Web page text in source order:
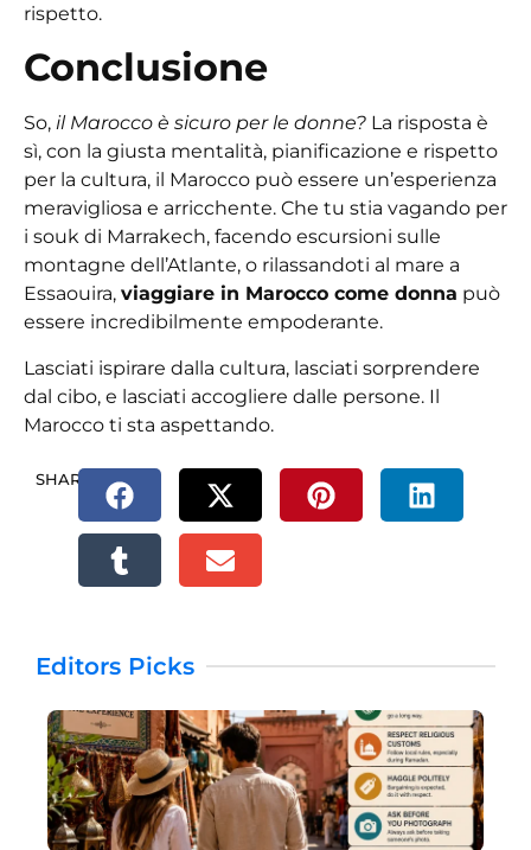
rispetto.
Conclusione
So, il Marocco è sicuro per le donne? La risposta è
sì, con la giusta mentalità, pianificazione e rispetto
per la cultura, il Marocco può essere un’esperienza
meravigliosa e arricchente. Che tu stia vagando per
i souk di Marrakech, facendo escursioni sulle
montagne dell’Atlante, o rilassandoti al mare a
Essaouira, viaggiare in Marocco come donna può
essere incredibilmente empoderante.
Lasciati ispirare dalla cultura, lasciati sorprendere
dal cibo, e lasciati accogliere dalle persone. Il
Marocco ti sta aspettando.
SHARE.
Editors Picks